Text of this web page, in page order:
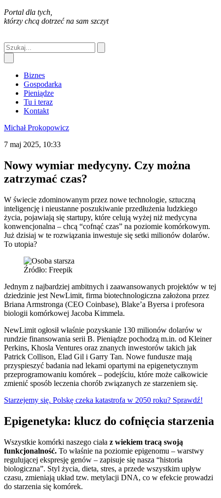
Portal dla tych,
którzy chcą dotrzeć na sam szczyt
Biznes
Gospodarka
Pieniądze
Tu i teraz
Kontakt
Michał Prokopowicz
7 maj 2025, 10:33
Nowy wymiar medycyny. Czy można
zatrzymać czas?
W świecie zdominowanym przez nowe technologie, sztuczną
inteligencję i nieustanne poszukiwanie przedłużenia ludzkiego
życia, pojawiają się startupy, które celują wyżej niż medycyna
konwencjonalna – chcą “cofnąć czas” na poziomie komórkowym.
Już dzisiaj w te rozwiązania inwestuje się setki milionów dolarów.
To utopia?
Źródło: Freepik
Jednym z najbardziej ambitnych i zaawansowanych projektów w tej
dziedzinie jest NewLimit, firma biotechnologiczna założona przez
Briana Armstronga (CEO Coinbase), Blake’a Byersa i profesora
biologii komórkowej Jacoba Kimmela.
NewLimit ogłosił właśnie pozyskanie 130 milionów dolarów w
rundzie finansowania serii B. Pieniądze pochodzą m.in. od Kleiner
Perkins, Khosla Ventures oraz znanych inwestorów takich jak
Patrick Collison, Elad Gil i Garry Tan. Nowe fundusze mają
przyspieszyć badania nad lekami opartymi na epigenetycznym
przeprogramowaniu komórek – podejściu, które może całkowicie
zmienić sposób leczenia chorób związanych ze starzeniem się.
Starzejemy się. Polskę czeka katastrofa w 2050 roku? Sprawdź!
Epigenetyka: klucz do cofnięcia starzenia
Wszystkie komórki naszego ciała z wiekiem tracą swoją
funkcjonalność. To właśnie na poziomie epigenomu – warstwy
regulującej ekspresję genów – zapisuje się nasza “historia
biologiczna”. Styl życia, dieta, stres, a przede wszystkim upływ
czasu, zmieniają układ tzw. metylacji DNA, co w efekcie prowadzi
do starzenia się komórek.